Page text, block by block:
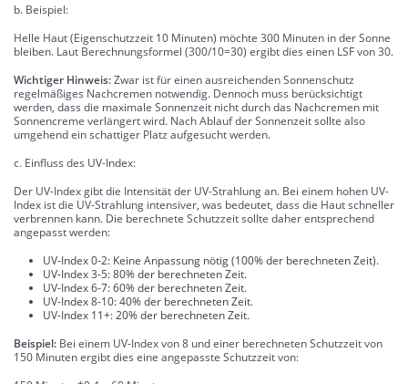
b. Beispiel:
Helle Haut (Eigenschutzzeit 10 Minuten) möchte 300 Minuten in der Sonne
bleiben. Laut Berechnungsformel (300/10=30) ergibt dies einen LSF von 30.
Wichtiger Hinweis:Zwar ist für einen ausreichenden Sonnenschutz
regelmäßiges Nachcremen notwendig. Dennoch muss berücksichtigt
werden, dass die maximale Sonnenzeit nicht durch das Nachcremen mit
Sonnencreme verlängert wird. Nach Ablauf der Sonnenzeit sollte also
umgehend ein schattiger Platz aufgesucht werden.
c. Einfluss des UV-Index:
Der UV-Index gibt die Intensität der UV-Strahlung an. Bei einem hohen UV-
Index ist die UV-Strahlung intensiver, was bedeutet, dass die Haut schneller
verbrennen kann. Die berechnete Schutzzeit sollte daher entsprechend
angepasst werden:
UV-Index 0-2: Keine Anpassung nötig (100% der berechneten Zeit).
UV-Index 3-5: 80% der berechneten Zeit.
UV-Index 6-7: 60% der berechneten Zeit.
UV-Index 8-10: 40% der berechneten Zeit.
UV-Index 11+: 20% der berechneten Zeit.
Beispiel: Bei einem UV-Index von 8 und einer berechneten Schutzzeit von
150 Minuten ergibt dies eine angepasste Schutzzeit von: